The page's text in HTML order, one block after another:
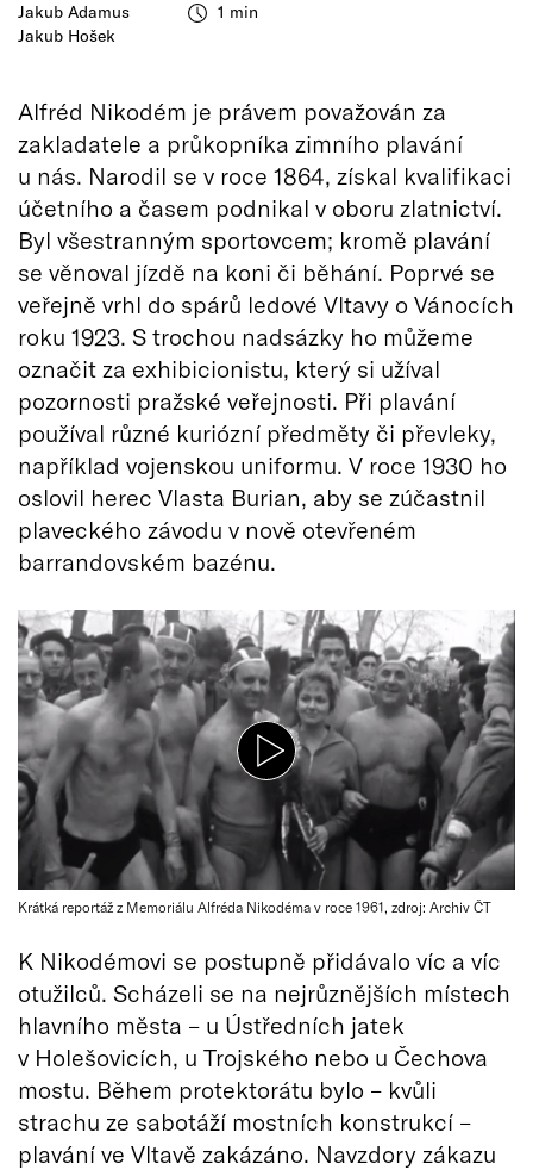
Jakub Adamus
Jakub Hošek
1 min
Alfréd Nikodém je právem považován za
zakladatele a průkopníka zimního plavání
u nás. Narodil se v roce 1864, získal kvalifikaci
účetního a časem podnikal v oboru zlatnictví.
Byl všestranným sportovcem; kromě plavání
se věnoval jízdě na koni či běhání. Poprvé se
veřejně vrhl do spárů ledové Vltavy o Vánocích
roku 1923. S trochou nadsázky ho můžeme
označit za exhibicionistu, který si užíval
pozornosti pražské veřejnosti. Při plavání
používal různé kuriózní předměty či převleky,
například vojenskou uniformu. V roce 1930 ho
oslovil herec Vlasta Burian, aby se zúčastnil
plaveckého závodu v nově otevřeném
barrandovském bazénu.
Krátká reportáž z Memoriálu Alfréda Nikodéma v roce 1961, zdroj: Archiv ČT
K Nikodémovi se postupně přidávalo víc a víc
otužilců. Scházeli se na nejrůznějších místech
hlavního města – u Ústředních jatek
v Holešovicích, u Trojského nebo u Čechova
mostu. Během protektorátu bylo – kvůli
strachu ze sabotáží mostních konstrukcí –
plavání ve Vltavě zakázáno. Navzdory zákazu